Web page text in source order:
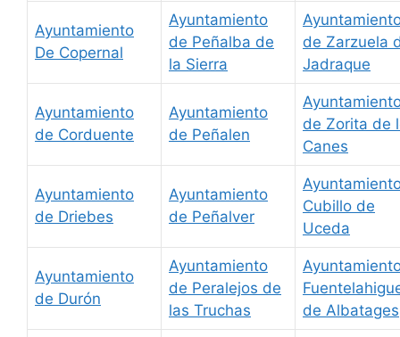
Ayuntamiento
De Copernal
Ayuntamiento
de Peñalba de
la Sierra
de Zarzuela
Jadraque
Ayuntamiento
de Corduente
Ayuntamiento
de Peñalen
de Zorita de
Canes
Ayuntamiento
de Driebes
Ayuntamiento
de Peñalver
Cubillo de
Uceda
Ayuntamiento
de Durón
Ayuntamiento
de Peralejos de
las Truchas
de Albatages